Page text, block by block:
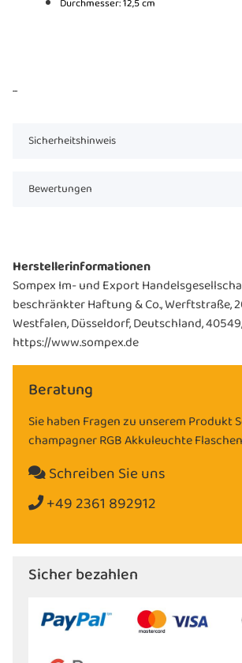
Durchmesser: 12,5 cm
...
Sicherheitshinweis
Bewertungen
Herstellerinformationen
Sompex Im- und Export
beschränkter Haftung & Co., Werftstraße,
Westfalen, Düsseldorf, Deutschland,
https://www.sompex.de
Beratung
Sie haben Fragen zu unserem Produkt
champagner RGB Akkuleuchte
Schreiben Sie uns
+49 2361 892912
Sicher bezahlen